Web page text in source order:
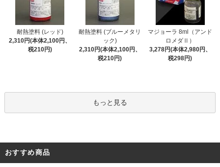
耐熱塗料 (レッド)
2,310円(本体2,100円、
税210円)
耐熱塗料 (ブルーメタリ
ック)
2,310円(本体2,100円、
税210円)
マジョーラ 8ml（アンド
ロメダⅡ）
3,278円(本体2,980円、
税298円)
もっと見る
おすすめ商品